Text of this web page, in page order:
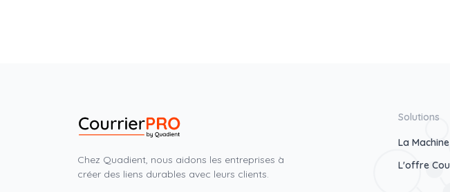
Chez Quadient, nous aidons les entreprises à
créer des liens durables avec leurs clients.
Solutions
La
L'offre